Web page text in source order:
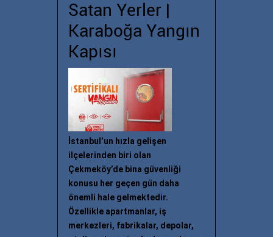
Satan Yerler |
Karaboğa Yangın
Kapısı
İstanbul’un hızla gelişen
ilçelerinden biri olan
Çekmeköy’de bina güvenliği
konusu her geçen gün daha
önemli hale gelmektedir.
Özellikle apartmanlar, iş
merkezleri, fabrikalar, depolar,